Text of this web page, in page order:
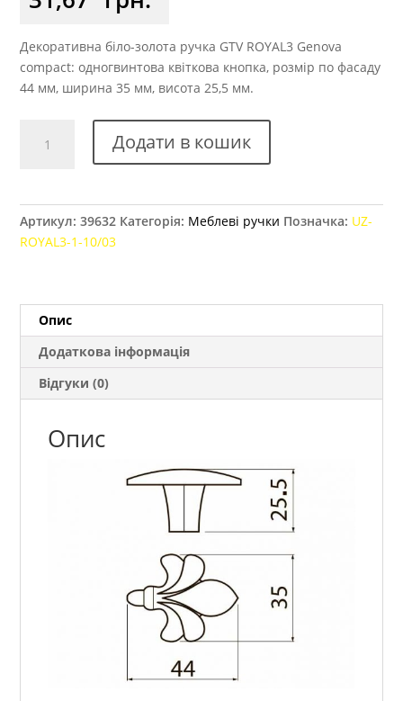
Декоративна біло-золота ручка GTV ROYAL3 Genova
compact: одногвинтова квіткова кнопка, розмір по фасаду
44 мм, ширина 35 мм, висота 25,5 мм.
меблева
білий/
Додати в кошик
Артикул:39632 Категорія: Меблеві ручки Позначка: UZ-
ROYAL3-1-10/03
Опис
Додаткова інформація
Відгуки (0)
Опис